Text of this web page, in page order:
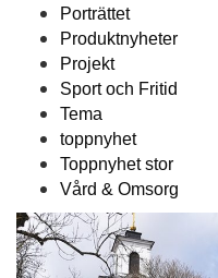
Porträttet
Produktnyheter
Projekt
Sport och Fritid
Tema
toppnyhet
Toppnyhet stor
Vård & Omsorg